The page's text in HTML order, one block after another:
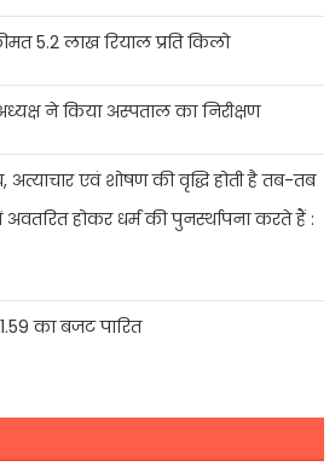
5.2 लाख रियाल प्रति किलो
ने किया अस्पताल का निरीक्षण
एवं शोषण की वृद्धि होती है तब-तब
होकर धर्म की पुनर्स्थापना करते हैं :
का बजट पारित